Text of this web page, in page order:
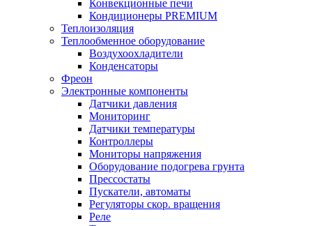
Конвекционные печи
Кондиционеры PREMIUM
Теплоизоляция
Теплообменное оборудование
Воздухоохладители
Конденсаторы
Фреон
Электронные компоненты
Датчики давления
Мониторинг
Датчики температуры
Контроллеры
Мониторы напряжения
Оборудование подогрева грунта
Прессостаты
Пускатели, автоматы
Регуляторы скор. вращения
Реле